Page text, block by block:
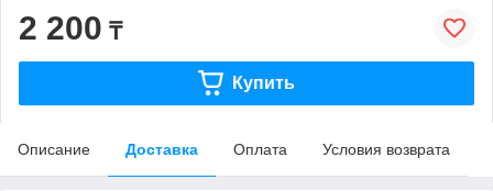
2 200 ₸
Купить
Описание Доставка Оплата Условия возврата